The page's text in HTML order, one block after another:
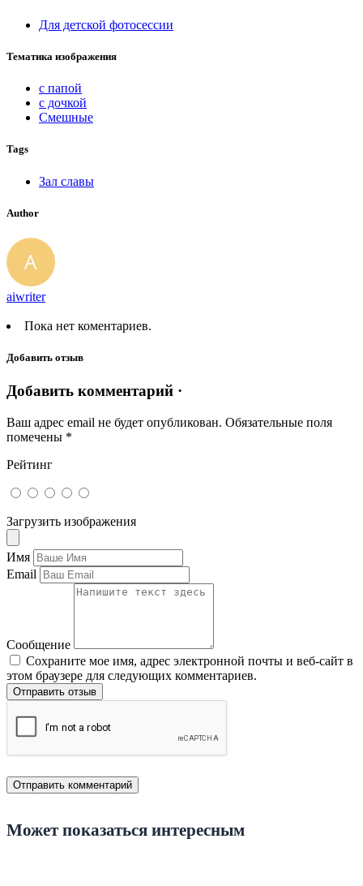
Для детской фотосессии
Тематика изображения
с папой
с дочкой
Смешные
Tags
Зал славы
Author
aiwriter
Пока нет коментариев.
Добавить отзыв
Добавить комментарий ·
Ваш адрес email не будет опубликован. Обязательные поля
помечены *
Рейтинг
Загрузить изображения
Имя
Email
Сообщение
Сохраните мое имя, адрес электронной почты и веб-сайт в
этом браузере для следующих комментариев.
Отправить отзыв
Может показаться интересным